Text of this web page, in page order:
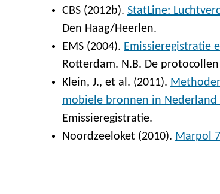
CBS (2012b). StatLine:
Den Haag/Heerlen.
EMS (2004). Emissieregistratie
Rotterdam. N.B. De
Klein, J., et al. (2011).
mobiele bronnen in Nederland
Emissieregistratie.
Noordzeeloket (2010). Marpol